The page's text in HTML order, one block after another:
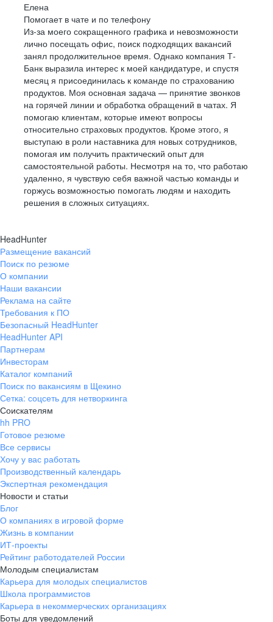
Елена
Помогает в чате и по телефону
Из-за моего сокращенного графика и невозможности
лично посещать офис, поиск подходящих вакансий
занял продолжительное время. Однако компания Т-
Банк выразила интерес к моей кандидатуре, и спустя
месяц я присоединилась к команде по страхованию
продуктов. Моя основная задача — принятие звонков
на горячей линии и обработка обращений в чатах. Я
помогаю клиентам, которые имеют вопросы
относительно страховых продуктов. Кроме этого, я
выступаю в роли наставника для новых сотрудников,
помогая им получить практический опыт для
самостоятельной работы. Несмотря на то, что работаю
удаленно, я чувствую себя важной частью команды и
горжусь возможностью помогать людям и находить
решения в сложных ситуациях.
HeadHunter
Размещение вакансий
Поиск по резюме
О компании
Наши вакансии
Реклама на сайте
Требования к ПО
Безопасный HeadHunter
HeadHunter API
Партнерам
Инвесторам
Каталог компаний
Поиск по вакансиям в Щекино
Сетка: соцсеть для нетворкинга
Соискателям
hh PRO
Готовое резюме
Все сервисы
Хочу у вас работать
Производственный календарь
Экспертная рекомендация
Новости и статьи
Блог
О компаниях в игровой форме
Жизнь в компании
ИТ-проекты
Рейтинг работодателей России
Молодым специалистам
Карьера для молодых специалистов
Школа программистов
Карьера в некоммерческих организациях
Боты для уведомлений